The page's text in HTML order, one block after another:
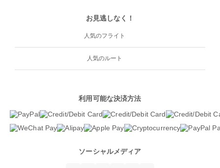
お見逃しなく！
人気のフライト
人気のルート
利用可能な決済方法
ソーシャルメディア